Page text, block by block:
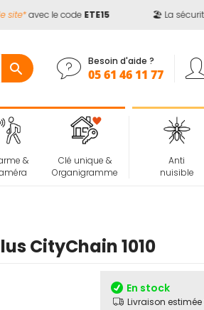
avec le codeETE15 🏖️ La sécurité
Besoin d'aide ?
05 61 46 11 77
&
Clé unique &
Organigramme
Anti
nuisible
CityChain 1010
En stock
Livraison